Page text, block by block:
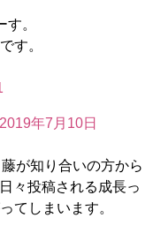
。
す。
2019年7月10日
が知り合いの方から
々投稿される成長っ
てしまいます。